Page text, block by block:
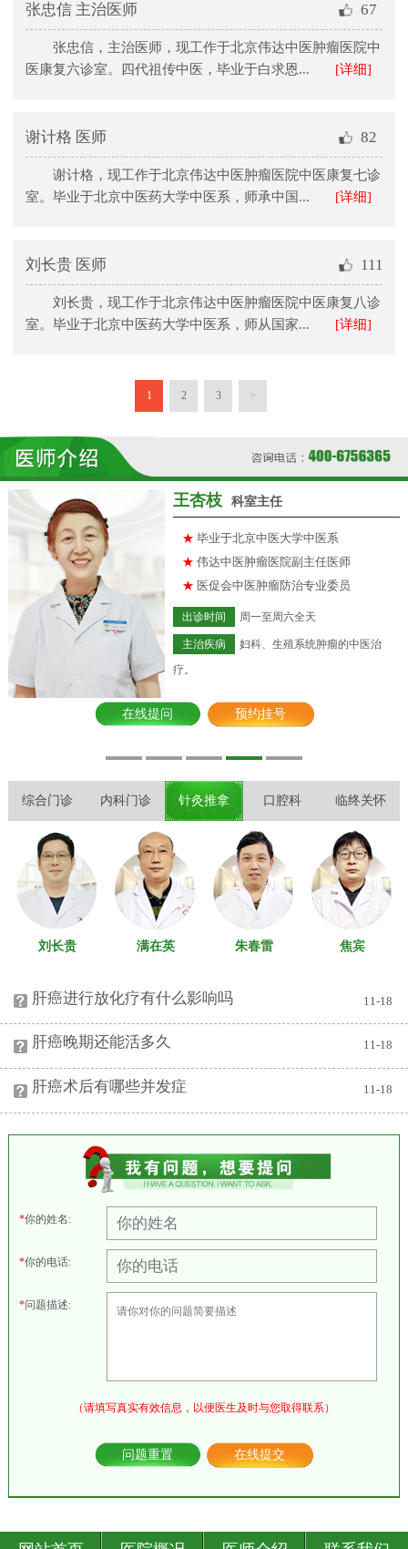
67
张忠信 主治医师
张忠信，主治医师，现工作于北京伟达中医肿瘤医院中
医康复六诊室。四代祖传中医，毕业于白求恩...
[详细]
82
谢计格 医师
谢计格，现工作于北京伟达中医肿瘤医院中医康复七诊
室。毕业于北京中医药大学中医系，师承中国...
[详细]
111
刘长贵 医师
刘长贵，现工作于北京伟达中医肿瘤医院中医康复八诊
室。毕业于北京中医药大学中医系，师从国家...
[详细]
1 2 3 >
王杏枝 科室主任
★ 毕业于北京中医大学中医系
★ 伟达中医肿瘤医院副主任医师
★ 医促会中医肿瘤防治专业委员
出诊时间 周一至周六全天
主治疾病
妇科、生殖系统肿瘤的中医治
疗。
在线提问 预约挂号
综合门诊 内科门诊 针灸推拿 口腔科 临终关怀
刘长贵 满在英 朱春雷 焦宾
11-18
肝癌进行放化疗有什么影响吗
11-18
肝癌晚期还能活多久
11-18
肝癌术后有哪些并发症
*你的姓名:
*你的电话:
*问题描述:
（请填写真实有效信息，以便医生及时与您取得联系）
问题重置 在线提交